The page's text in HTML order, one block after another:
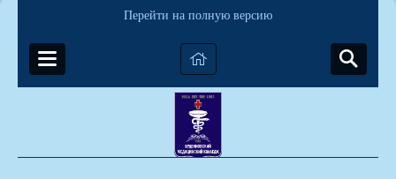
Перейти на полную версию